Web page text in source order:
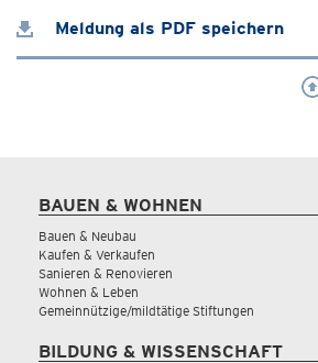
Meldung als PDF speichern
BAUEN & WOHNEN
Bauen & Neubau
Kaufen & Verkaufen
Sanieren & Renovieren
Wohnen & Leben
Gemeinnützige/mildtätige Stiftungen
BILDUNG & WISSENSCHAFT